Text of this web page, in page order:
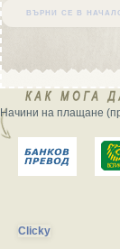
върни се в
Начини на плащане
Clicky